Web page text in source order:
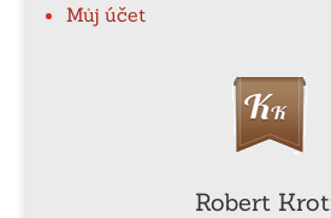
Můj účet
Robert